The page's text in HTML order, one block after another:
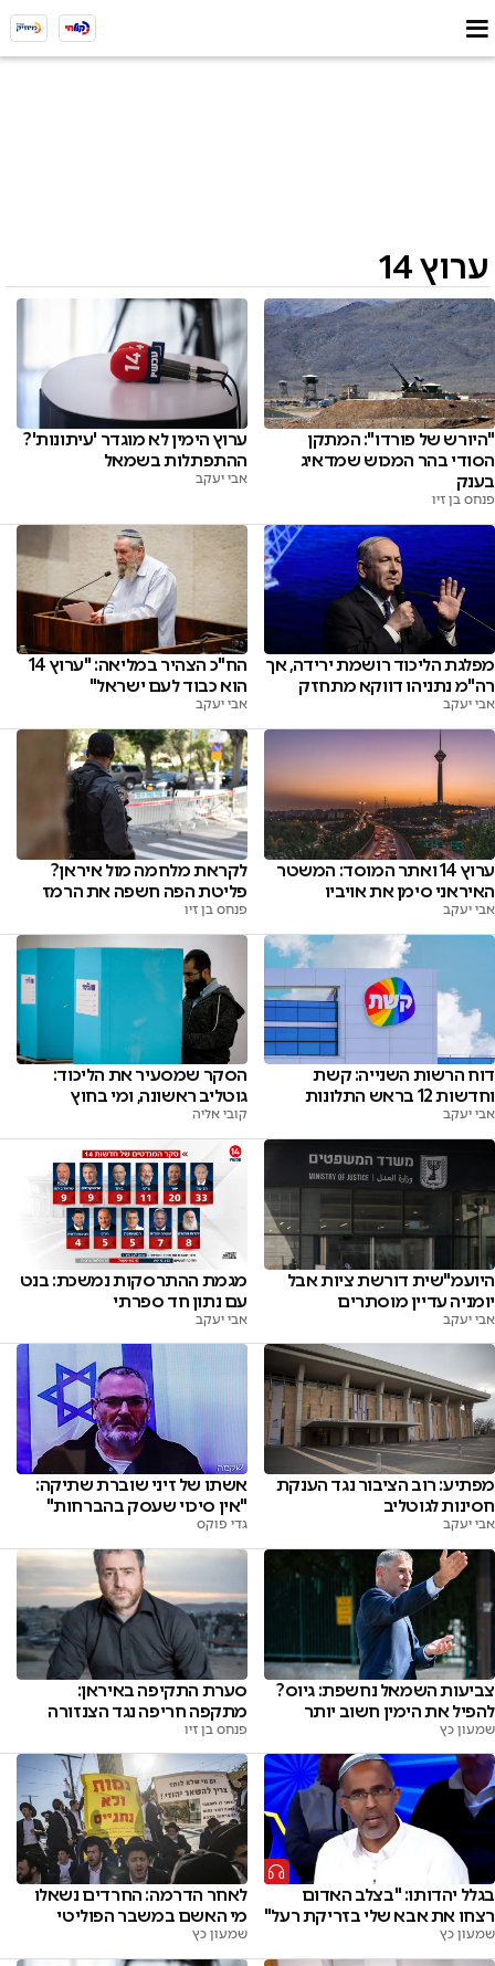
ערוץ 14
"היורש של פורדו": המתקן
הסודי בהר המכוש שמדאיג
בענק
פנחס בן זיו
ערוץ הימין לא מוגדר 'עיתונות'?
ההתפתלות בשמאל
אבי יעקב
מפלגת הליכוד רושמת ירידה, אך
רה"מ נתניהו דווקא מתחזק
אבי יעקב
הח"כ הצהיר במליאה: "ערוץ 14
הוא כבוד לעם ישראל"
אבי יעקב
ערוץ 14 ואתר המוסד: המשטר
האיראני סימן את אויביו
אבי יעקב
לקראת מלחמה מול איראן?
פליטת הפה חשפה את הרמז
פנחס בן זיו
דוח הרשות השנייה: קשת
וחדשות 12 בראש התלונות
אבי יעקב
הסקר שמסעיר את הליכוד:
גוטליב ראשונה, ומי בחוץ
קובי אליה
היועמ"שית דורשת ציות אבל
יומניה עדיין מוסתרים
אבי יעקב
מגמת ההתרסקות נמשכת: בנט
עם נתון חד ספרתי
אבי יעקב
מפתיע: רוב הציבור נגד הענקת
חסינות לגוטליב
אבי יעקב
אשתו של זיני שוברת שתיקה:
"אין סיכוי שעסק בהברחות"
גדי פוקס
צביעות השמאל נחשפת: גיוס?
להפיל את הימין חשוב יותר
שמעון כץ
סערת התקיפה באיראן:
מתקפה חריפה נגד הצנזורה
פנחס בן זיו
בגלל יהדותו: "בצלב האדום
רצחו את אבא שלי בזריקת רעל"
שמעון כץ
לאחר הדרמה: החרדים נשאלו
מי האשם במשבר הפוליטי
שמעון כץ